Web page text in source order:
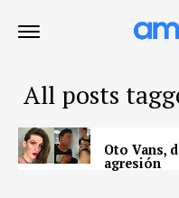
All posts
Oto Vans,
agresión